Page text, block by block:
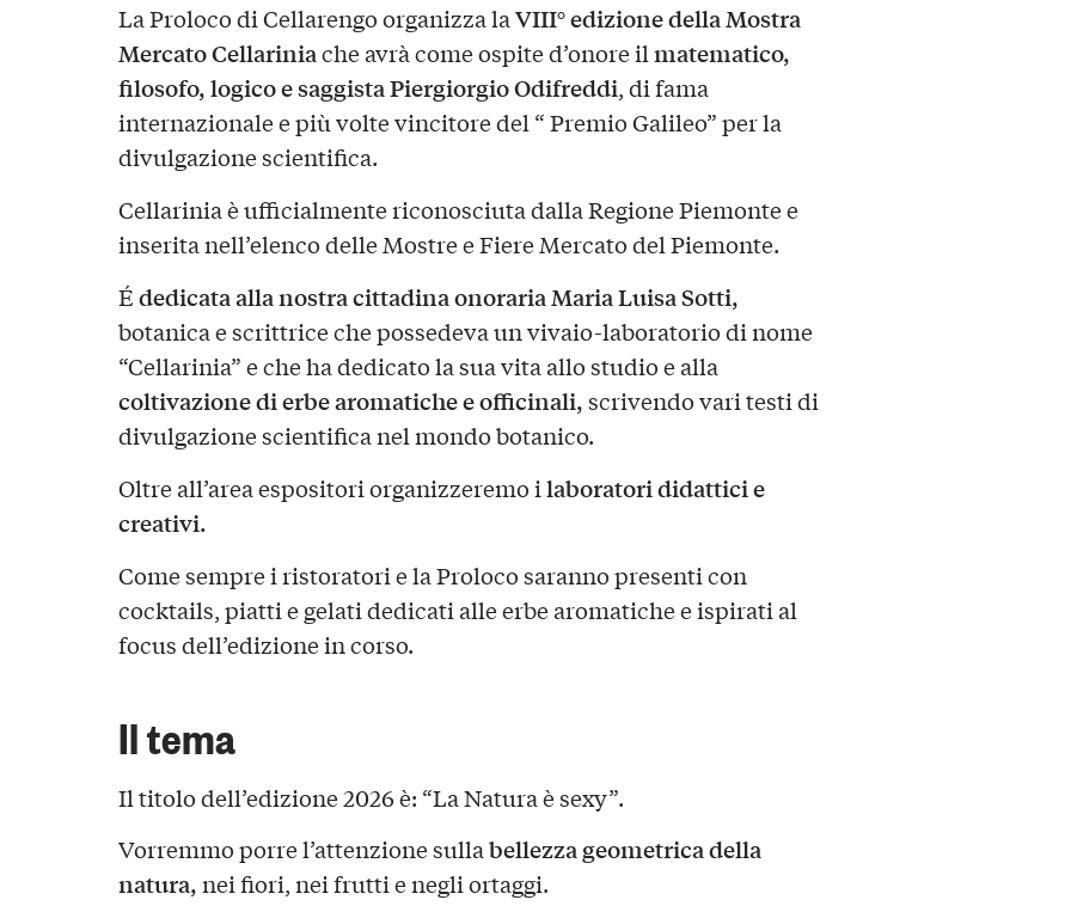
La Proloco di Cellarengo organizza laVIII° edizione della Mostra
Mercato Cellariniache avrà come ospite d’onore ilmatematico,
filosofo, logico e saggista Piergiorgio Odifreddi, di fama
internazionale e più volte vincitore del “ Premio Galileo” per la
divulgazione scientifica.
Cellarinia è ufficialmente riconosciuta dalla Regione Piemonte e
inserita nell’elenco delle Mostre e Fiere Mercato del Piemonte.
Édedicata alla nostra cittadina onoraria Maria Luisa Sotti,
botanica e scrittrice che possedeva un vivaio-laboratorio di nome
“Cellarinia” e che ha dedicato la sua vita allo studio e alla
coltivazione di erbe aromatiche e officinali,scrivendo vari testi di
divulgazione scientifica nel mondo botanico.
Oltre all’area espositori organizzeremo ilaboratori didattici e
creativi.
Come sempre i ristoratori e la Proloco saranno presenti con
cocktails, piatti e gelati dedicati alle erbe aromatiche e ispirati al
focus dell’edizione in corso.
Il tema
Il titolo dell’edizione 2026 è: “La Natura è sexy”.
Vorremmo porre l’attenzione sullabellezza geometrica della
natura,nei fiori, nei frutti e negli ortaggi.